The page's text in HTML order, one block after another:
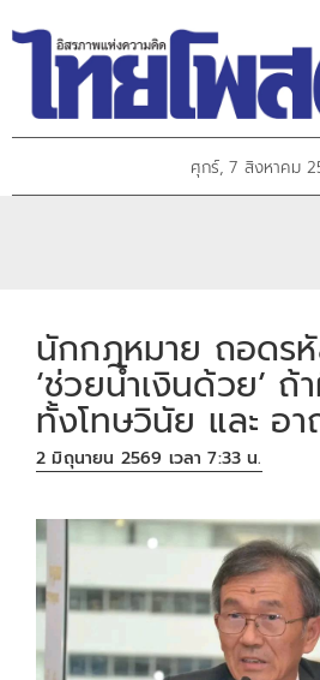
ศุกร์, 7 สิงหาคม
นักกฎหมาย ถอดร
‘ช่วยน้ำเงินด้วย’ ถ้
ทั้งโทษวินัย และ อ
2 มิถุนายน 2569 เวลา 7:33 น.